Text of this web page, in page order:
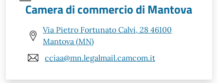
Camera di commercio di Mantova
Via Pietro Fortunato Calvi, 28 46100
Mantova (MN)
cciaa@mn.legalmail.camcom.it